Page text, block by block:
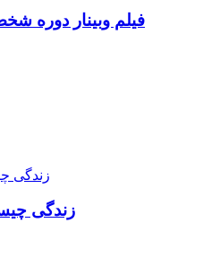
فیلم وبینار دوره شخصیت
زندگی